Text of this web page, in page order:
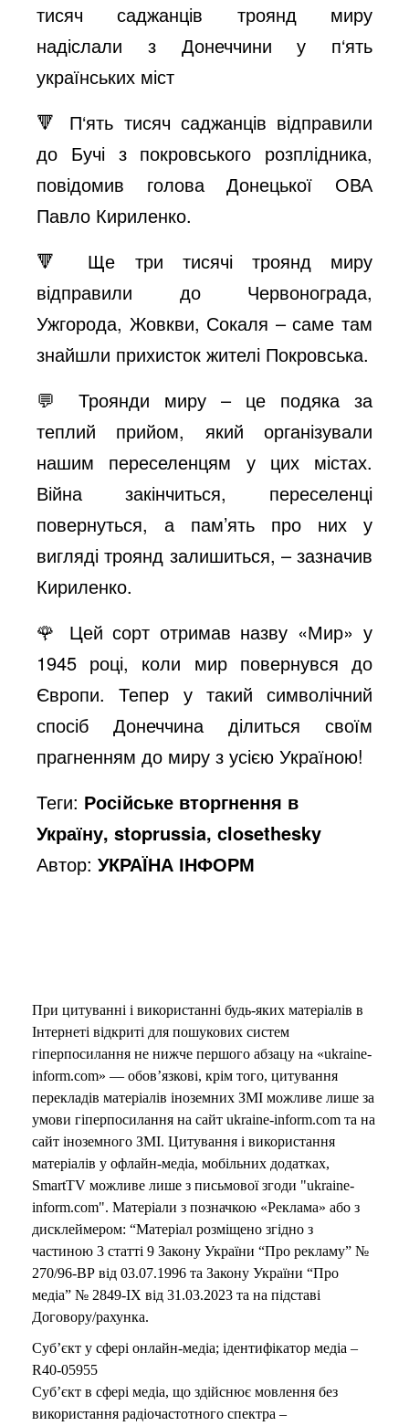
d
e
o
тисяч саджанців троянд миру
надіслали з Донеччини у п‘ять
українських міст
🔻 П‘ять тисяч саджанців відправили
до Бучі з покровського розплідника,
повідомив голова Донецької ОВА
Павло Кириленко.
🔻 Ще три тисячі троянд миру
відправили до Червонограда,
Ужгорода, Жовкви, Сокаля – саме там
знайшли прихисток жителі Покровська.
💬 Троянди миру – це подяка за
теплий прийом, який організували
нашим переселенцям у цих містах.
Війна закінчиться, переселенці
повернуться, а пам’ять про них у
вигляді троянд залишиться, – зазначив
Кириленко.
🌹 Цей сорт отримав назву «Мир» у
1945 році, коли мир повернувся до
Європи. Тепер у такий символічний
спосіб Донеччина ділиться своїм
прагненням до миру з усією Україною!
Теги: Російське вторгнення в
Україну, stoprussia, closethesky
Автор:УКРАЇНА ІНФОРМ
При цитуванні і використанні будь-яких матеріалів в
Інтернеті відкриті для пошукових систем
гіперпосилання не нижче першого абзацу на «ukraine-
inform.com» — обов’язкові, крім того, цитування
перекладів матеріалів іноземних ЗМІ можливе лише за
умови гіперпосилання на сайт ukraine-inform.com та на
сайт іноземного ЗМІ. Цитування і використання
матеріалів у офлайн-медіа, мобільних додатках,
SmartTV можливе лише з письмової згоди "ukraine-
inform.com". Матеріали з позначкою «Реклама» або з
дисклеймером: “Матеріал розміщено згідно з
частиною 3 статті 9 Закону України “Про рекламу” №
270/96-ВР від 03.07.1996 та Закону України “Про
медіа” № 2849-IX від 31.03.2023 та на підставі
Договору/рахунка.
Суб’єкт у сфері онлайн-медіа; ідентифікатор медіа –
R40-05955
Суб’єкт в сфері медіа, що здійснює мовлення без
використання радіочастотного спектра –